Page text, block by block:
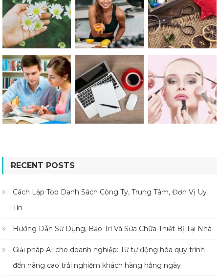
RECENT POSTS
Cách Lập Top Danh Sách Công Ty, Trung Tâm, Đơn Vị Uy
Tín
Hướng Dẫn Sử Dụng, Bảo Trì Và Sửa Chữa Thiết Bị Tại Nhà
Giải pháp AI cho doanh nghiệp: Từ tự động hóa quy trình
đến nâng cao trải nghiệm khách hàng hằng ngày